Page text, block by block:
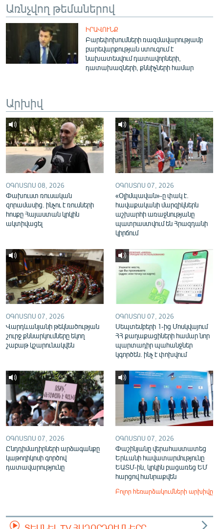
ԲԱՆԱՎԵՃ
ՁԳՏԵԼՈՎ ԼԱՎԱԳՈՒՅՆԻՆ
ՓՈԴՔԱՍԹ
English
Русский
ՀԵՏԵՎԵՔ ՄԵԶ
«Ազատության» բոլոր կայքերը
Առնչվող թեմաներով
ԻՐԱՎՈՒՆՔ
Բարեփոխումների ռազմավարությամբ
բարեվարքության ստուգում է
նախատեսվում դատավորների,
դատախազների, քննիչների համար
Արխիվ
ՕԳՈՍՏՈՍ 08, 2026
Փախուստ ռուսական
զորամասից. ինչու է ռուսների
հոսքը Հայաստան կրկին
ակտիվացել
ՕԳՈՍՏՈՍ 07, 2026
«Օլիմպավան»-ը փակ է.
հավաքականի մարզիկներն
աշխարհի առաջնությանը
պատրաստվում են Հրազդանի
կիրճում
ՕԳՈՍՏՈՍ 07, 2026
Վարդևանյանի թեկնածության
շուրջ քննարկումները եկող
շաբաթ կշարունակվեն
ՕԳՈՍՏՈՍ 07, 2026
Սեպտեմբերի 1-ից Մոսկվայում
ՀՀ քաղաքացիների համար նոր
պարտադիր պահանջներ
կգործեն. ինչ է փոխվում
ՕԳՈՍՏՈՍ 07, 2026
Ընդդիմադիրների արձագանքը
կաթողիկոսի գործով
դատավարությունը
ՕԳՈՍՏՈՍ 07, 2026
Փաշինյանը վերահաստատեց
Երևանի հավատարմությունը
ԵԱՏՄ-ին, կրկին բացառեց ԵՄ
հարցով հանրաքվեն
Բոլոր հեռարձակումների արխիվը